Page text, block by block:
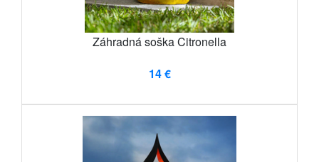
Záhradná soška Citronella
14 €